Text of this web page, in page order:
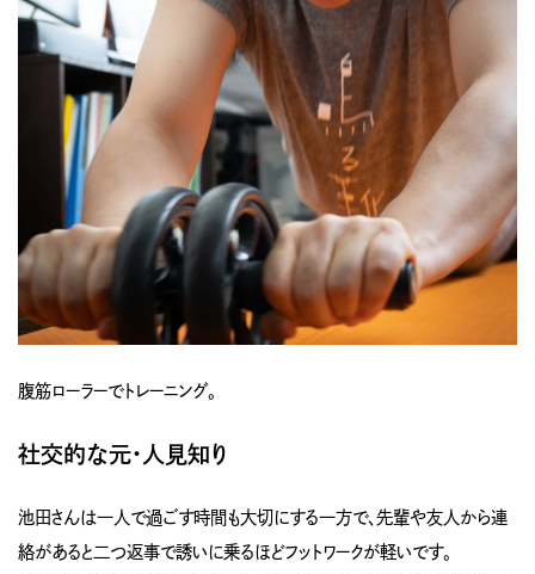
腹筋ローラーでトレーニング。
社交的な元・人見知り
池田さんは一人で過ごす時間も大切にする一方で、先輩や友人から連
絡があると二つ返事で誘いに乗るほどフットワークが軽いです。